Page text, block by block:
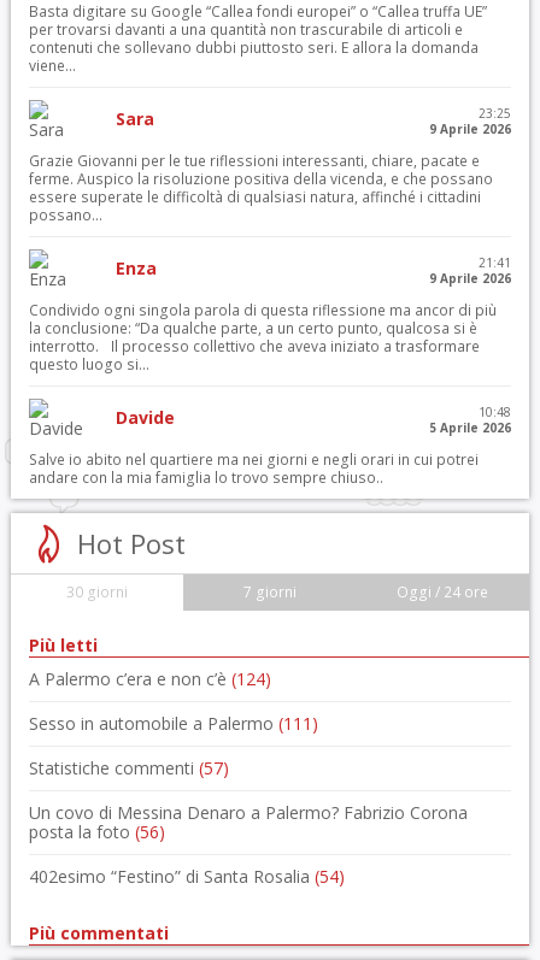
Basta digitare su Google “Callea fondi europei” o “Callea truffa UE”
per trovarsi davanti a una quantità non trascurabile di articoli e
contenuti che sollevano dubbi piuttosto seri. E allora la domanda
viene...
Sara
23:25
9 Aprile 2026
Grazie Giovanni per le tue riflessioni interessanti, chiare, pacate e
ferme. Auspico la risoluzione positiva della vicenda, e che possano
essere superate le difficoltà di qualsiasi natura, affinché i cittadini
possano...
Enza
21:41
9 Aprile 2026
Condivido ogni singola parola di questa riflessione ma ancor di più
la conclusione: “Da qualche parte, a un certo punto, qualcosa si è
interrotto. Il processo collettivo che aveva iniziato a trasformare
questo luogo si...
Davide
10:48
5 Aprile 2026
Salve io abito nel quartiere ma nei giorni e negli orari in cui potrei
andare con la mia famiglia lo trovo sempre chiuso..
Hot Post
30 giorni 7 giorni Oggi / 24 ore
Più letti
A Palermo c’era e non c’è (124)
Sesso in automobile a Palermo (111)
Statistiche commenti (57)
Un covo di Messina Denaro a Palermo? Fabrizio Corona
posta la foto (56)
402esimo “Festino” di Santa Rosalia (54)
Più commentati